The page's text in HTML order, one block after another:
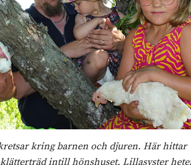
kring barnen och djuren. Här hittar
intill hönshuset. Lillasyster